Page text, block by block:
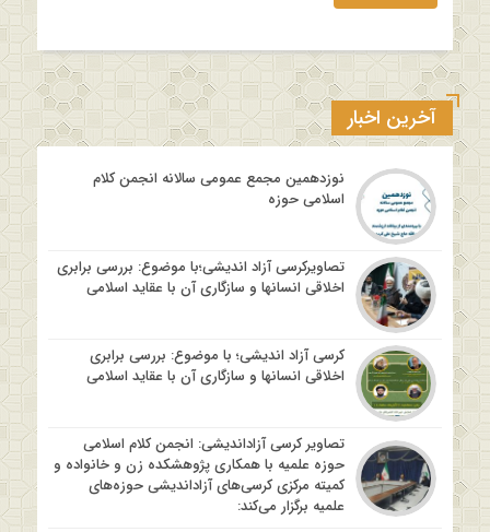
آخرین اخبار
نوزدهمین مجمع عمومی سالانه انجمن کلام
اسلامی حوزه
تصاویرکرسی آزاد اندیشی؛با موضوع: بررسی برابری
اخلاقی انسانها و سازگاری آن با عقاید اسلامی
کرسی آزاد اندیشی؛ با موضوع: بررسی برابری
اخلاقی انسانها و سازگاری آن با عقاید اسلامی
تصاویر کرسی آزاداندیشی: انجمن کلام اسلامی
حوزه علمیه با همکاری پژوهشکده زن و خانواده و
کمیته مرکزی کرسی‌های آزاداندیشی حوزه‌های
علمیه برگزار می‌کند: